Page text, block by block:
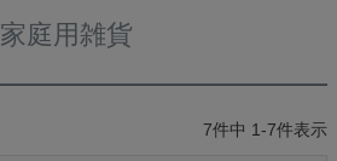
家庭用雑貨
7件中 1-7件表示